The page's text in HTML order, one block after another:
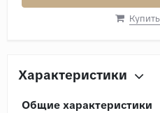
Характеристики
Общие характеристики